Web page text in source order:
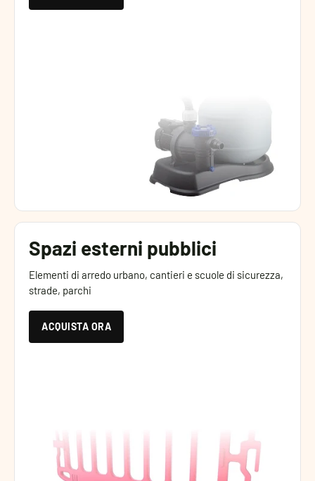
Spazi esterni pubblici
Elementi di arredo urbano, cantieri e scuole di sicurezza,
strade, parchi
ACQUISTA ORA